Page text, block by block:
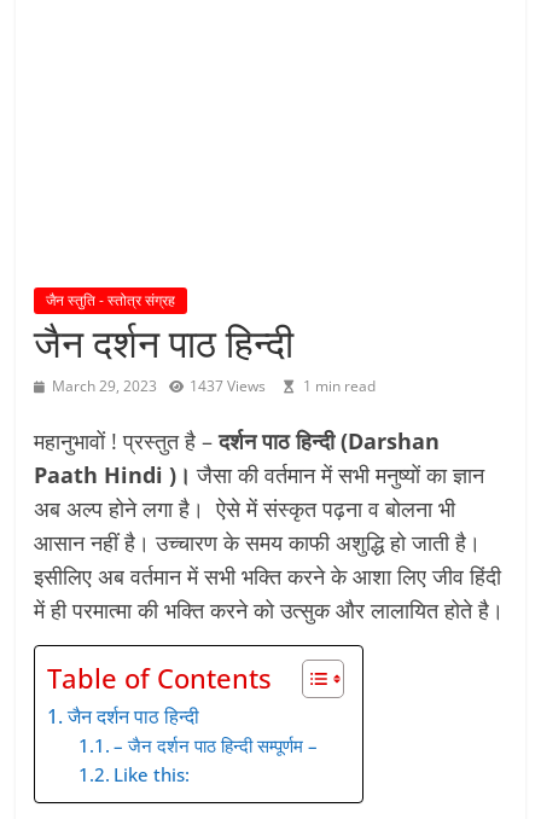
जैन स्तुति - स्तोत्र संग्रह
जैन दर्शन पाठ हिन्दी
March 29, 2023 1437 Views 1 min read
महानुभावों ! प्रस्तुत है –दर्शन पाठ हिन्दी (Darshan
Paath Hindi )। जैसा की वर्तमान में सभी मनुष्यों का ज्ञान
अब अल्प होने लगा है। ऐसे में संस्कृत पढ़ना व बोलना भी
आसान नहीं है। उच्चारण के समय काफी अशुद्धि हो जाती है।
इसीलिए अब वर्तमान में सभी भक्ति करने के आशा लिए जीव हिंदी
में ही परमात्मा की भक्ति करने को उत्सुक और लालायित होते है।
Table of Contents
जैन दर्शन पाठ हिन्दी
– जैन दर्शन पाठ हिन्दी सम्पूर्णम –
Like this: